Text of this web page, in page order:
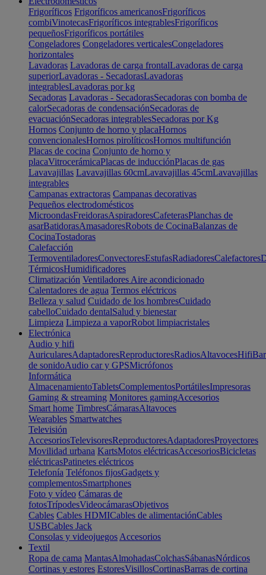
Frigoríficos Frigoríficos americanosFrigoríficos
combiVinotecasFrigoríficos integrablesFrigoríficos
pequeñosFrigoríficos portátiles
Congeladores Congeladores verticalesCongeladores
horizontales
Lavadoras Lavadoras de carga frontalLavadoras de carga
superiorLavadoras - SecadorasLavadoras
integrablesLavadoras por kg
Secadoras Lavadoras - SecadorasSecadoras con bomba de
calorSecadoras de condensaciónSecadoras de
evacuaciónSecadoras integrablesSecadoras por Kg
Hornos Conjunto de horno y placaHornos
convencionalesHornos pirolíticosHornos multifunción
Placas de cocina Conjunto de horno y
placaVitrocerámicaPlacas de inducciónPlacas de gas
Lavavajillas Lavavajillas 60cmLavavajillas 45cmLavavajillas
integrables
Campanas extractoras Campanas decorativas
Pequeños electrodomésticos
MicroondasFreidorasAspiradoresCafeterasPlanchas de
asarBatidorasAmasadoresRobots de CocinaBalanzas de
CocinaTostadoras
Calefacción
TermoventiladoresConvectoresEstufasRadiadoresCalefactores
TérmicosHumidificadores
Climatización Ventiladores Aire acondicionado
Calentadores de agua Termos eléctricos
Belleza y salud Cuidado de los hombresCuidado
cabelloCuidado dentalSalud y bienestar
Limpieza Limpieza a vaporRobot limpiacristales
Electrónica
Audio y hifi
AuricularesAdaptadoresReproductoresRadiosAltavocesHifi
de sonidoAudio car y GPSMicrófonos
Informática
AlmacenamientoTabletsComplementosPortátilesImpresoras
Gaming & streaming Monitores gamingAccesorios
Smart home TimbresCámarasAltavoces
Wearables Smartwatches
Televisión
AccesoriosTelevisoresReproductoresAdaptadoresProyectores
Movilidad urbana KartsMotos eléctricasAccesoriosBicicletas
eléctricasPatinetes eléctricos
Telefonía Teléfonos fijosGadgets y
complementosSmartphones
Foto y vídeo Cámaras de
fotosTrípodesVideocámarasObjetivos
Cables Cables HDMICables de alimentaciónCables
USBCables Jack
Consolas y videojuegos Accesorios
Textil
Ropa de cama MantasAlmohadasColchasSábanasNórdicos
Cortinas y estores EstoresVisillosCortinasBarras de cortina